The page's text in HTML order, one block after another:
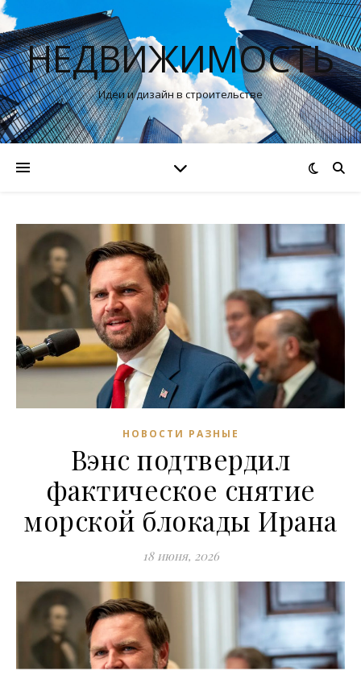
НЕДВИЖИМОСТЬ
Идеи и дизайн в строительстве
НОВОСТИ РАЗНЫЕ
Вэнс подтвердил
фактическое снятие
морской блокады Ирана
18 июня, 2026